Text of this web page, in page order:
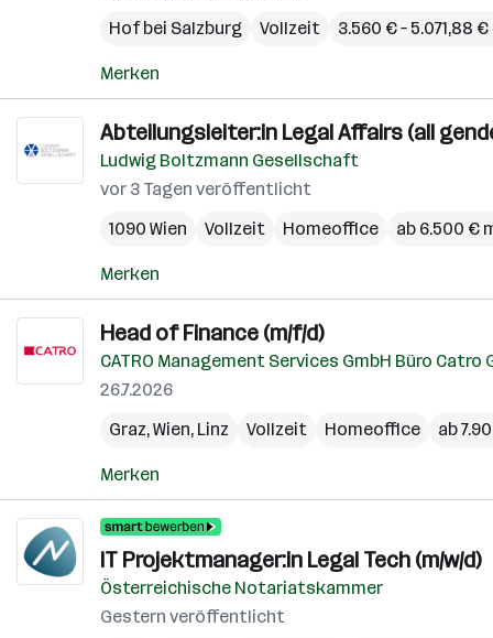
Hof bei Salzburg
Vollzeit 3.560 € – 5.071,88
Merken
Abteilungsleiter:in Legal Affairs (all
Ludwig Boltzmann Gesellschaft
vor 3 Tagen veröffentlicht
1090 Wien
Vollzeit Homeoffice ab 6.500 €
Merken
Head of Finance (m/f/d)
CATRO Management Services GmbH Büro Catro
26.7.2026
Graz,Wien, Linz Vollzeit Homeoffice ab
Merken
IT Projektmanager:in Legal Tech (m/w/d)
Österreichische Notariatskammer
Gestern veröffentlicht